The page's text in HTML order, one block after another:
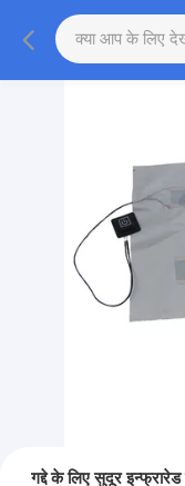
गद्दे के लिए सुदूर